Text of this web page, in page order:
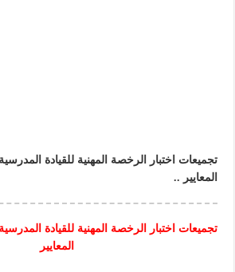
المعايير ..
المعايير